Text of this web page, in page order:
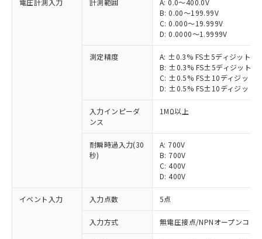
電圧計測入力 計測範囲
A: 0.0～400.0V
B: 0.00～199.99V
C: 0.000～19.999V
D: 0.0000～1.9999V
測定精度
A: ±0.3% FS±5ディジット以
B: ±0.3% FS±5ディジット以
C: ±0.5% FS±10ディジット
D: ±0.5% FS±10ディジット
入力インピーダ
ンス
1MΩ以上
耐瞬時過入力(30
秒)
A: 700V
B: 700V
C: 400V
D: 400V
イベント入力 入力点数 5点
入力方式 無電圧接点/NPNオープンコレ